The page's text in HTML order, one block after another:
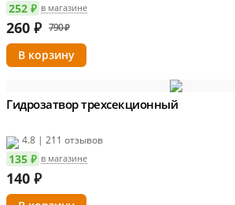
252 ₽ в магазине
260 ₽ 790 ₽
Гидрозатвор трехсекционный
4.8 | 211 отзывов
135 ₽ в магазине
140 ₽